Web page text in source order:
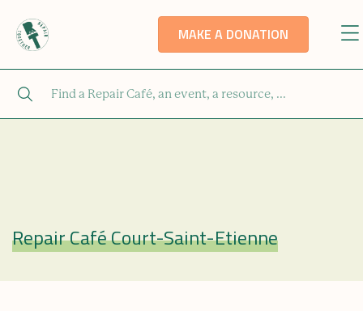
MAKE A DONATION
Repair Café
Repair Café Court-Saint-Etienne